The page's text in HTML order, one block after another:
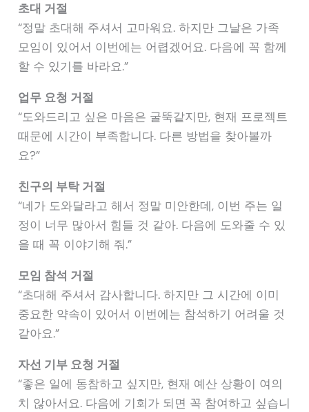
초대 거절
“정말 초대해 주셔서 고마워요. 하지만 그날은 가족
모임이 있어서 이번에는 어렵겠어요. 다음에 꼭 함께
할 수 있기를 바라요.”
업무 요청 거절
“도와드리고 싶은 마음은 굴뚝같지만, 현재 프로젝트
때문에 시간이 부족합니다. 다른 방법을 찾아볼까
요?”
친구의 부탁 거절
“네가 도와달라고 해서 정말 미안한데, 이번 주는 일
정이 너무 많아서 힘들 것 같아. 다음에 도와줄 수 있
을 때 꼭 이야기해 줘.”
모임 참석 거절
“초대해 주셔서 감사합니다. 하지만 그 시간에 이미
중요한 약속이 있어서 이번에는 참석하기 어려울 것
같아요.”
자선 기부 요청 거절
“좋은 일에 동참하고 싶지만, 현재 예산 상황이 여의
치 않아서요. 다음에 기회가 되면 꼭 참여하고 싶습니